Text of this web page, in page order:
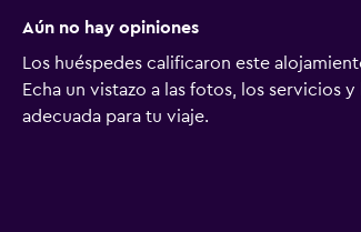
Aún no hay opiniones
Los huéspedes calificaron este
Echa un vistazo a las fotos, los servicios
adecuada para tu viaje.